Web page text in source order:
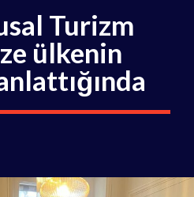
Turizm
ülkenin